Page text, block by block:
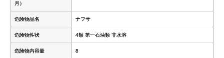
月）
危険物品名 ナフサ
危険物性状 4類 第一石油類 非水溶
危険物内容量 8